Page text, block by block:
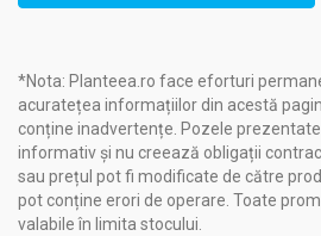
intoleranțe la oricare dintre
formulă.
Copii mici: Acest produs poate
copiii mici.
Doze excesive: Nu depășiți
excesive pot avea efecte
Sarcină și alăptare: Femeile
*Nota: Planteea.ro face eforturi
acuratețea informațiilor din acestă
conține inadvertențe. Pozele
informativ și nu creează obligații
sau prețul pot fi modificate de către
pot conține erori de operare. Toate
valabile în limita stocului.